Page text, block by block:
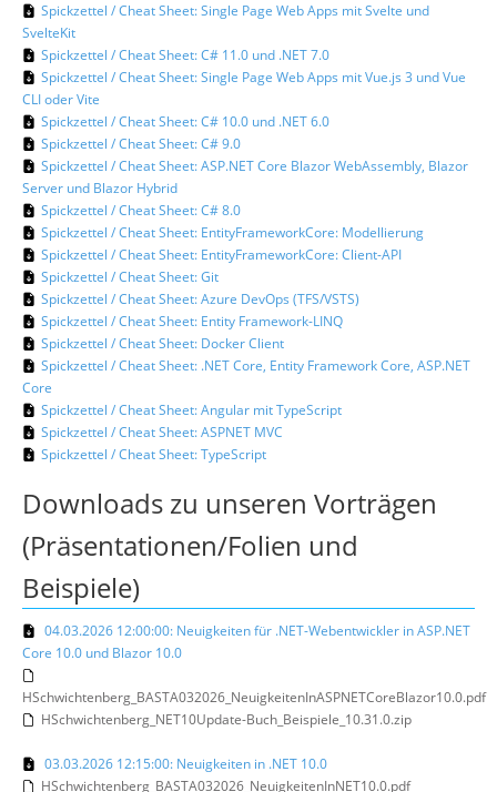
Spickzettel / Cheat Sheet: Single Page Web Apps mit Svelte und
SvelteKit
Spickzettel / Cheat Sheet: C# 11.0 und .NET 7.0
Spickzettel / Cheat Sheet: Single Page Web Apps mit Vue.js 3 und Vue
CLI oder Vite
Spickzettel / Cheat Sheet: C# 10.0 und .NET 6.0
Spickzettel / Cheat Sheet: C# 9.0
Spickzettel / Cheat Sheet: ASP.NET Core Blazor WebAssembly, Blazor
Server und Blazor Hybrid
Spickzettel / Cheat Sheet: C# 8.0
Spickzettel / Cheat Sheet: EntityFrameworkCore: Modellierung
Spickzettel / Cheat Sheet: EntityFrameworkCore: Client-API
Spickzettel / Cheat Sheet: Git
Spickzettel / Cheat Sheet: Azure DevOps (TFS/VSTS)
Spickzettel / Cheat Sheet: Entity Framework-LINQ
Spickzettel / Cheat Sheet: Docker Client
Spickzettel / Cheat Sheet: .NET Core, Entity Framework Core, ASP.NET
Core
Spickzettel / Cheat Sheet: Angular mit TypeScript
Spickzettel / Cheat Sheet: ASPNET MVC
Spickzettel / Cheat Sheet: TypeScript
Downloads zu unseren Vorträgen
(Präsentationen/Folien und
Beispiele)
04.03.2026 12:00:00: Neuigkeiten für .NET-Webentwickler in ASP.NET
Core 10.0 und Blazor 10.0
HSchwichtenberg_BASTA032026_NeuigkeitenInASPNETCoreBlazor10.0.pdf
HSchwichtenberg_NET10Update-Buch_Beispiele_10.31.0.zip
03.03.2026 12:15:00: Neuigkeiten in .NET 10.0
HSchwichtenberg_BASTA032026_NeuigkeitenInNET10.0.pdf